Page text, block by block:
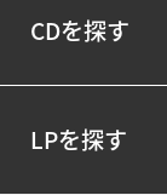
CDを探す
LPを探す